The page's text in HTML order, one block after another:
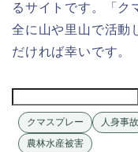
るサイトです。「ク
全に山や里山で活動
だければ幸いです。
クマスプレー 人身事故
農林水産被害